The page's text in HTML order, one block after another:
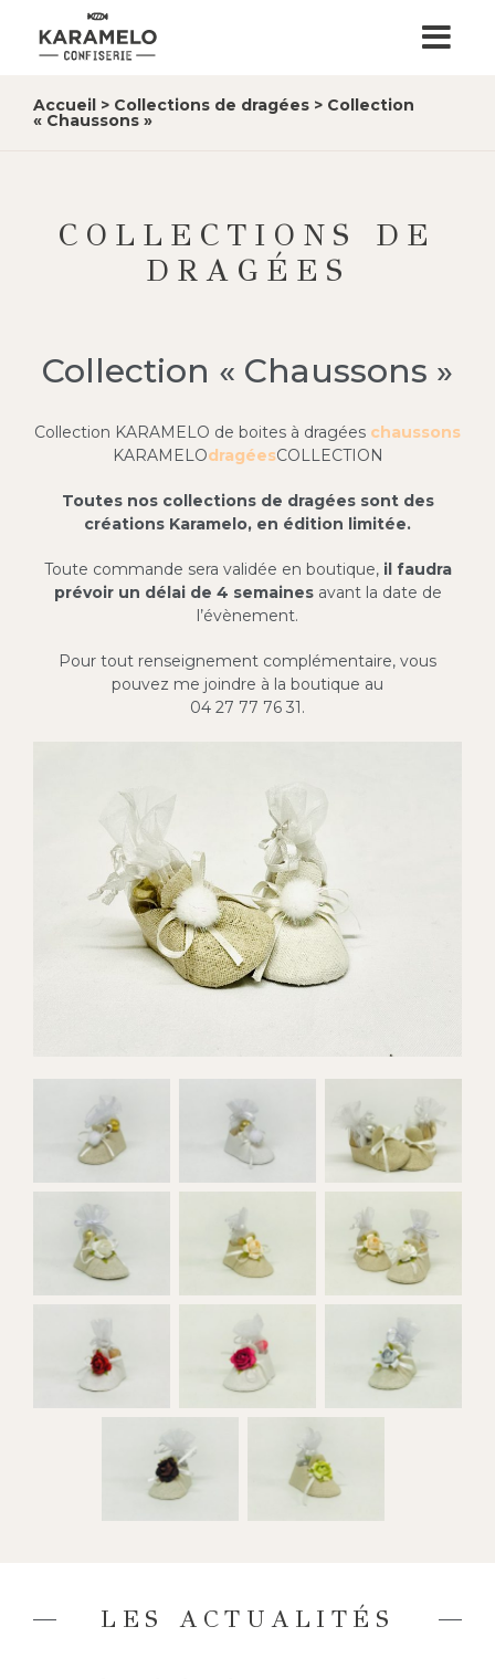
Accueil > Collections de dragées > Collection
« Chaussons »
COLLECTIONS DE
DRAGÉES
Collection « Chaussons »
Collection KARAMELO de boites à dragées chaussons
KARAMELOdragéesCOLLECTION
Toutes nos collections de dragées sont des
créations Karamelo, en édition limitée.
Toute commande sera validée en boutique,il faudra
prévoir un délai de 4 semainesavant la date de
l’évènement.
Pour tout renseignement complémentaire, vous
pouvez me joindre à la boutique au
04 27 77 76 31.
LES ACTUALITÉS